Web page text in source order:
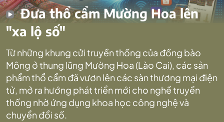
Đưa thổ cẩm Mường Hoa lên
"xa lộ số"
Từ những khung cửi truyền thống của đồng bào
Mông ở thung lũng Mường Hoa (Lào Cai), các sản
phẩm thổ cẩm đã vươn lên các sàn thương mại điện
tử, mở ra hướng phát triển mới cho nghề truyền
thống nhờ ứng dụng khoa học công nghệ và
chuyển đổi số.